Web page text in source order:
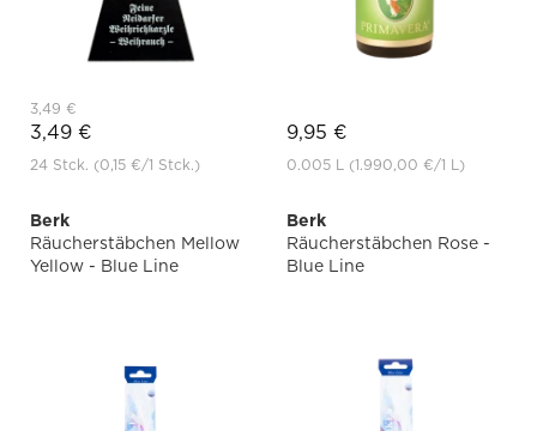
3,49 €
3,49 €
24 Stck. (0,15 €/1 Stck.)
9,95 €
0.005 L (1.990,00 €/1 L)
Berk
Räucherstäbchen Mellow
Yellow - Blue Line
Berk
Räucherstäbchen Rose -
Blue Line